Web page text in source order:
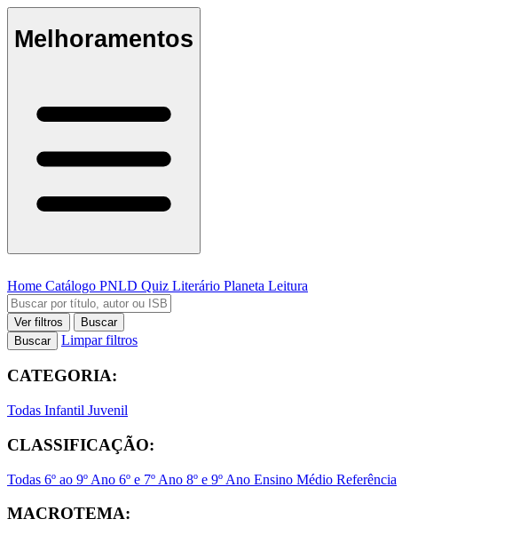
Melhoramentos
Home Catálogo PNLD Quiz Literário Planeta Leitura
Ver filtros
Buscar
Buscar
Limpar filtros
CATEGORIA:
Todas Infantil Juvenil
CLASSIFICAÇÃO:
Todas 6º ao 9º Ano 6º e 7º Ano 8º e 9º Ano Ensino Médio Referência
MACROTEMA: